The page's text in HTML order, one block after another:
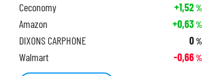
Ceconomy
+1,52%
Amazon +0,63%
DIXONS CARPHONE 0%
Walmart -0,66%